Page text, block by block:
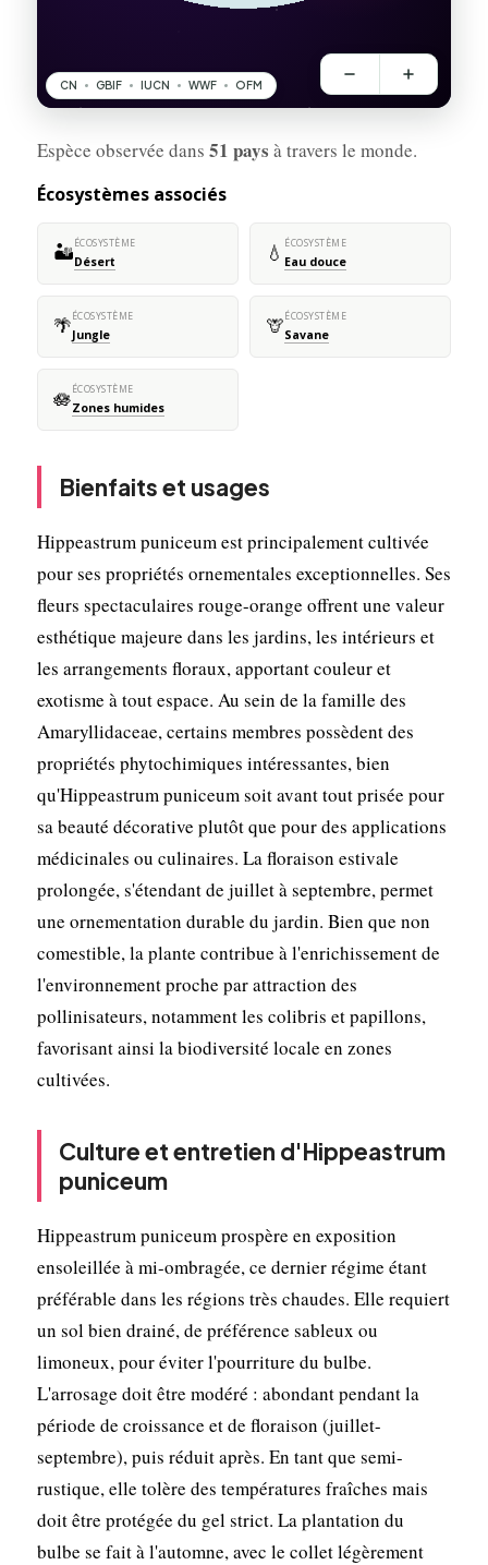
Espèce observée dans 51 pays à travers le monde.
Écosystèmes associés
🏜️ÉCOSYSTÈME
Désert 💧 ÉCOSYSTÈME
Eau douce
🌴ÉCOSYSTÈME
Jungle 🦒ÉCOSYSTÈME
Savane
🪷ÉCOSYSTÈME
Zones humides
Bienfaits et usages
Hippeastrum puniceum est principalement cultivée
pour ses propriétés ornementales exceptionnelles. Ses
fleurs spectaculaires rouge-orange offrent une valeur
esthétique majeure dans les jardins, les intérieurs et
les arrangements floraux, apportant couleur et
exotisme à tout espace. Au sein de la famille des
Amaryllidaceae, certains membres possèdent des
propriétés phytochimiques intéressantes, bien
qu'Hippeastrum puniceum soit avant tout prisée pour
sa beauté décorative plutôt que pour des applications
médicinales ou culinaires. La floraison estivale
prolongée, s'étendant de juillet à septembre, permet
une ornementation durable du jardin. Bien que non
comestible, la plante contribue à l'enrichissement de
l'environnement proche par attraction des
pollinisateurs, notamment les colibris et papillons,
favorisant ainsi la biodiversité locale en zones
cultivées.
Culture et entretien d'Hippeastrum
puniceum
Hippeastrum puniceum prospère en exposition
ensoleillée à mi-ombragée, ce dernier régime étant
préférable dans les régions très chaudes. Elle requiert
un sol bien drainé, de préférence sableux ou
limoneux, pour éviter l'pourriture du bulbe.
L'arrosage doit être modéré : abondant pendant la
période de croissance et de floraison (juillet-
septembre), puis réduit après. En tant que semi-
rustique, elle tolère des températures fraîches mais
doit être protégée du gel strict. La plantation du
bulbe se fait à l'automne, avec le collet légèrement